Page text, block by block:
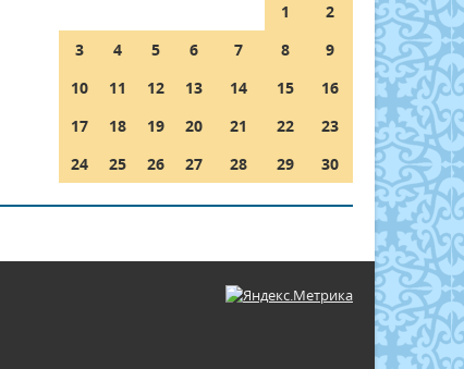
1
2
3
4 5 6 7 8
9
10
11 12 13 14 15
16
17
18 19 20 21 22
23
24
25 26 27 28 29 30